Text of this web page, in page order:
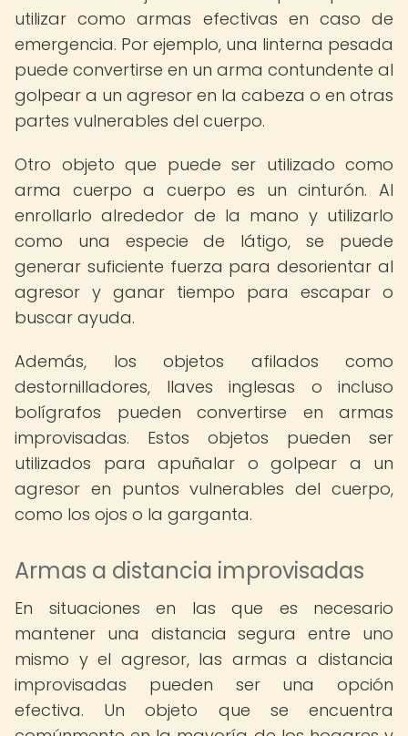
utilizar como armas efectivas en caso de
emergencia. Por ejemplo, una linterna pesada
puede convertirse en un arma contundente al
golpear a un agresor en la cabeza o en otras
partes vulnerables del cuerpo.
Otro objeto que puede ser utilizado como
arma cuerpo a cuerpo es un cinturón. Al
enrollarlo alrededor de la mano y utilizarlo
como una especie de látigo, se puede
generar suficiente fuerza para desorientar al
agresor y ganar tiempo para escapar o
buscar ayuda.
Además, los objetos afilados como
destornilladores, llaves inglesas o incluso
bolígrafos pueden convertirse en armas
improvisadas. Estos objetos pueden ser
utilizados para apuñalar o golpear a un
agresor en puntos vulnerables del cuerpo,
como los ojos o la garganta.
Armas a distancia improvisadas
En situaciones en las que es necesario
mantener una distancia segura entre uno
mismo y el agresor, las armas a distancia
improvisadas pueden ser una opción
efectiva. Un objeto que se encuentra